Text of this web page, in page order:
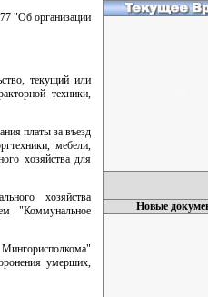
"Об организации
текущий или
техники,
платы за въезд
мебели,
хозяйства для
хозяйства
"Коммунальное
умерших,
Новые